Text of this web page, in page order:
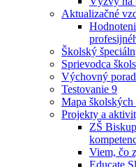
Aktualizačné
Školský
Sprievodca
Výchovný
Testovanie 9
Mapa
Projekty a
ZŠ
Viem, čo
Educate